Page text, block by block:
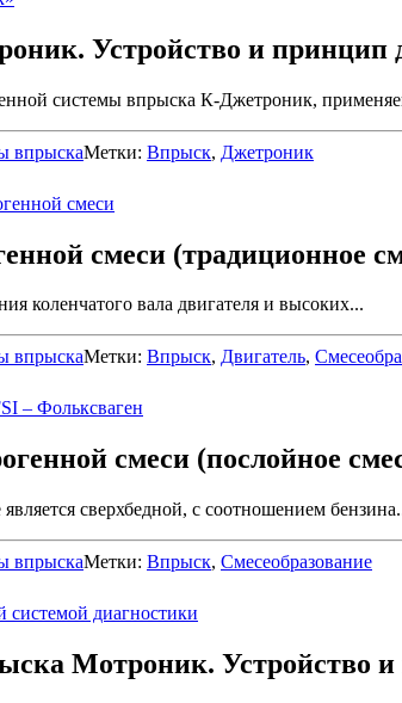
Устройство и принцип
системы впрыска К-Джетроник,
впрыскаМетки: Впрыск, Джетроник
смеси (традиционное
коленчатого вала двигателя и высоких...
впрыскаМетки: Впрыск, Двигатель,
смеси (послойное
сверхбедной, с соотноше­нием
впрыскаМетки: Впрыск, Смесеобразование
Мотроник. Устройство